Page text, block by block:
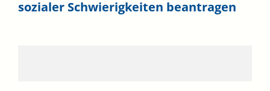
sozialer Schwierigkeiten beantragen